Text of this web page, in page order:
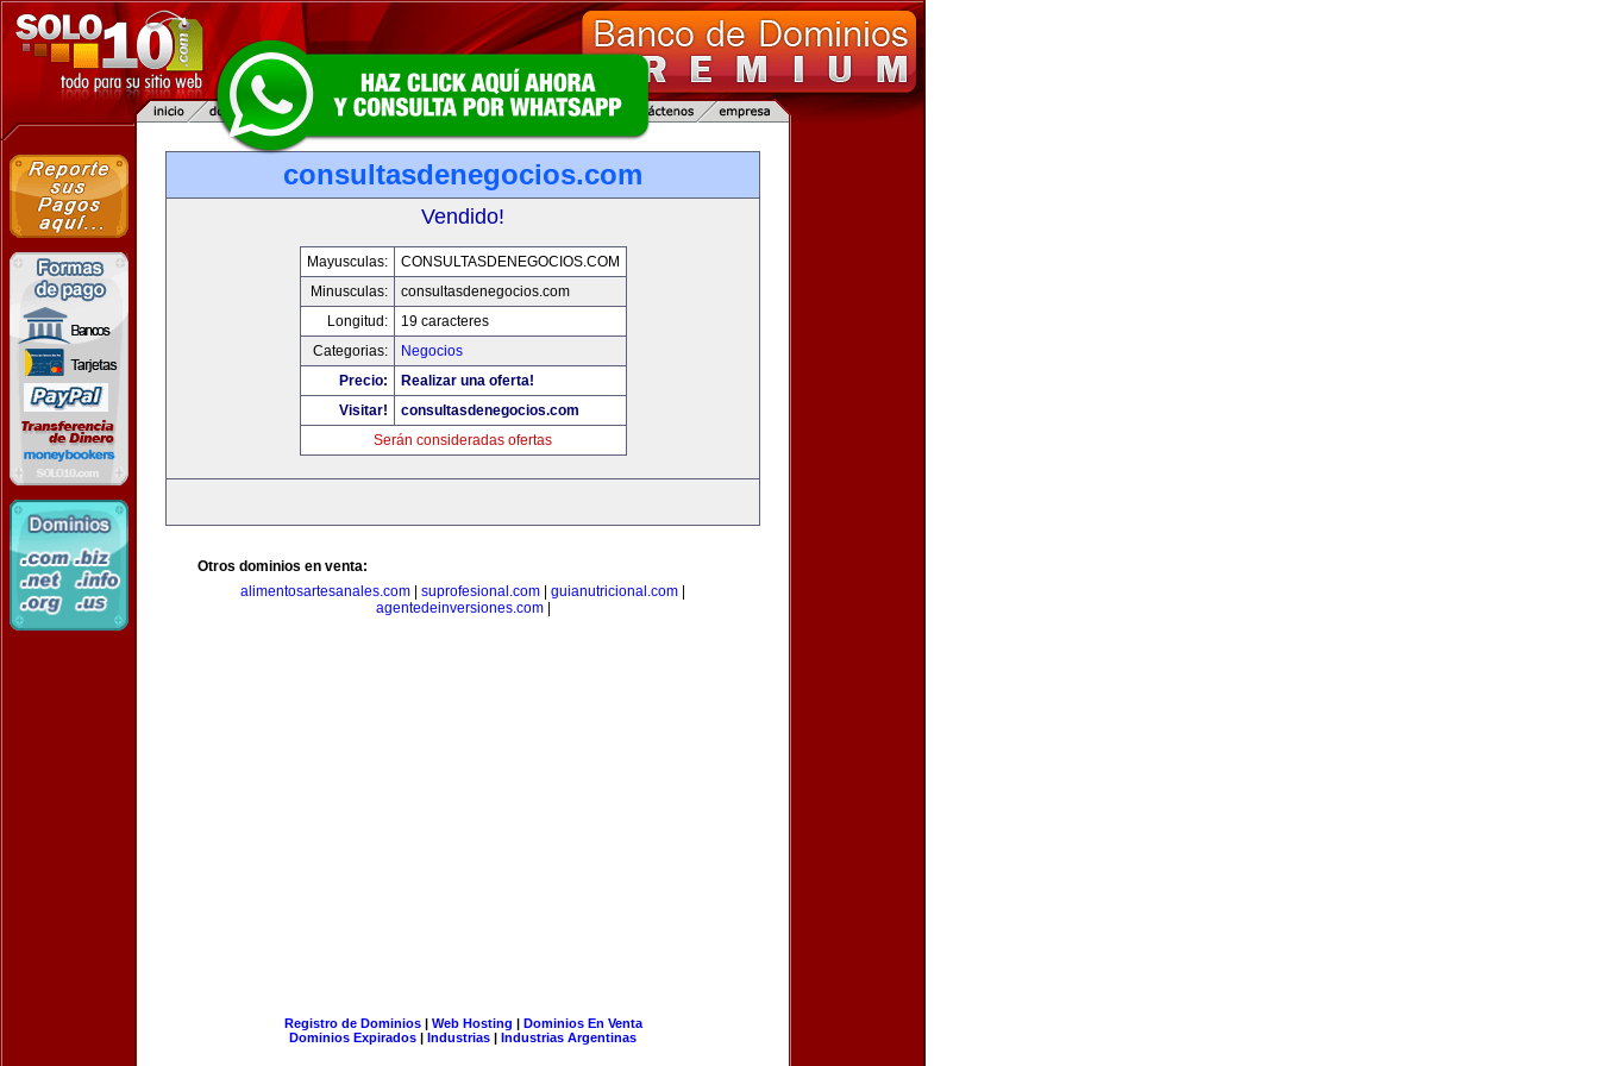
consultasdenegocios.com
Vendido!
Mayusculas:
CONSULTASDENEGOCIOS.COM
Minusculas:
consultasdenegocios.com
Longitud:
19 caracteres
Categorias:
Negocios
Precio:
Realizar una oferta!
Visitar!
consultasdenegocios.com
Serán consideradas ofertas
Otros dominios en venta:
alimentosartesanales.com
suprofesional.com guianutricional.com
agentedeinversiones.com|
Registro de Dominios| Web Hosting | Dominios En Venta
Dominios Expirados | Industrias | Industrias Argentinas